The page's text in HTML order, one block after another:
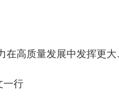
质量发展中发挥更大作用
一行